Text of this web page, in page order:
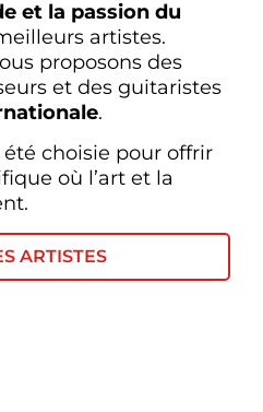
et la passion du
artistes.
proposons des
et des guitaristes
.
choisie pour offrir
où l’art et la
ARTISTES